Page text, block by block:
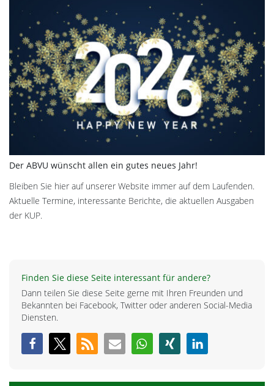
Der ABVU wünscht allen ein gutes neues Jahr!
Bleiben Sie hier auf unserer Website immer auf dem Laufenden.
Aktuelle Termine, interessante Berichte, die aktuellen Ausgaben
der KUP.
Finden Sie diese Seite interessant für andere?
Dann teilen Sie diese Seite gerne mit Ihren Freunden und
Bekannten bei Facebook, Twitter oder anderen Social-Media
Diensten.